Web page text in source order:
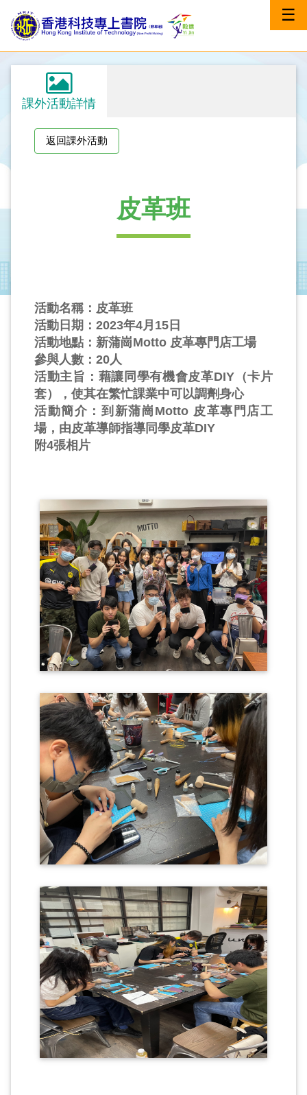
☰
課外活動詳情
返回課外活動
皮革班
活動名稱：皮革班
活動日期：2023年4月15日
活動地點：新蒲崗Motto 皮革專門店工場
參與人數：20人
活動主旨：藉讓同學有機會皮革DIY（卡片
套），使其在繁忙課業中可以調劑身心
活動簡介：到新蒲崗Motto 皮革專門店工
場，由皮革導師指導同學皮革DIY
附4張相片